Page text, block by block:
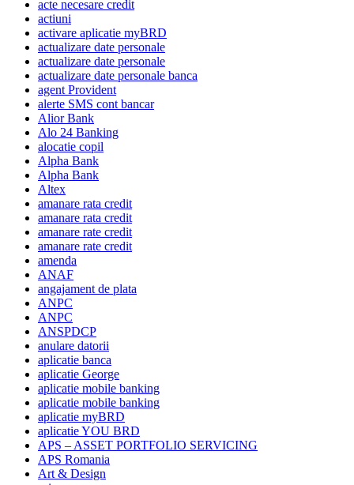
acte necesare credit
actiuni
activare aplicatie myBRD
actualizare date personale
actualizare date personale
actualizare date personale banca
agent Provident
alerte SMS cont bancar
Alior Bank
Alo 24 Banking
alocatie copil
Alpha Bank
Alpha Bank
Altex
amanare rata credit
amanare rata credit
amanare rate credit
amanare rate credit
amenda
ANAF
angajament de plata
ANPC
ANPC
ANSPDCP
anulare datorii
aplicatie banca
aplicatie George
aplicatie mobile banking
aplicatie mobile banking
aplicatie myBRD
aplicatie YOU BRD
APS – ASSET PORTFOLIO SERVICING
APS Romania
Art & Design